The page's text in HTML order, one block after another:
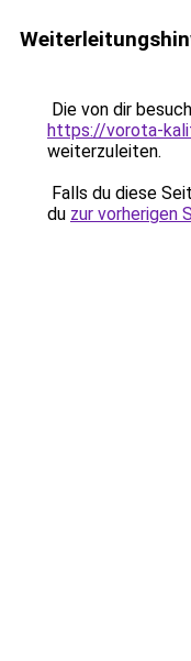
Die von dir
https://vorota-
weiterzuleiten.
Falls du diese
du zur vorherigen